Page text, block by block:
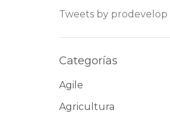
Tweets by prodevelop
Categorías
Agile
Agricultura